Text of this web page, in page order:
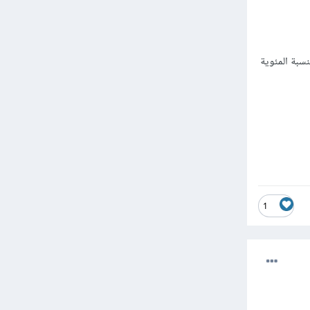
200 بكسل من الشاشة . بينما العرض تم وضع قيمته 50 بالنسبة المئوية
1